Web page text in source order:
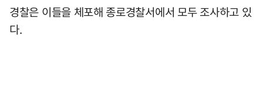
경찰은 이들을 체포해 종로경찰서에서 모두 조사하고 있
다.